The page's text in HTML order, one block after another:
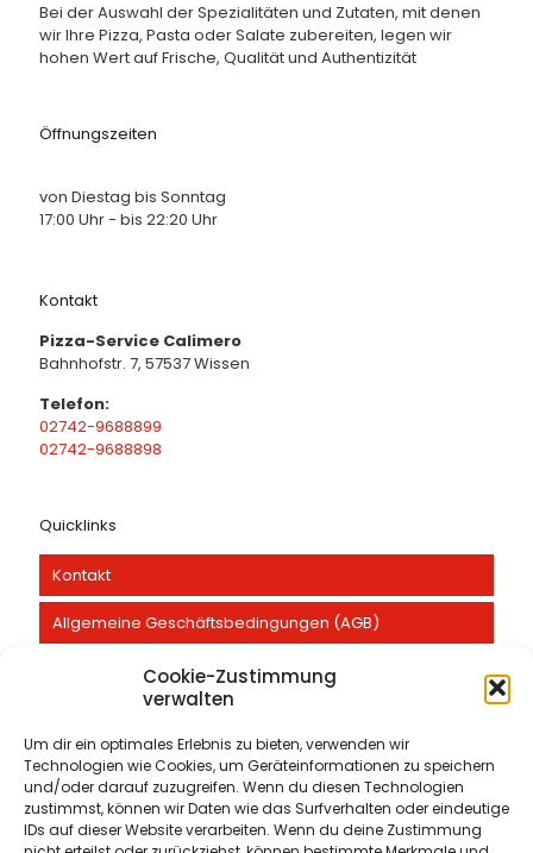
Cookie-Zustimmung
verwalten
Um dir ein optimales Erlebnis zu bieten, verwenden wir
Technologien wie Cookies, um Geräteinformationen zu speichern
und/oder darauf zuzugreifen. Wenn du diesen Technologien
zustimmst, können wir Daten wie das Surfverhalten oder eindeutige
IDs auf dieser Website verarbeiten. Wenn du deine Zustimmung
Bei der Auswahl der Spezialitäten und Zutaten, mit denen
wir Ihre Pizza, Pasta oder Salate zubereiten, legen wir
hohen Wert auf Frische, Qualität und Authentizität
Öffnungszeiten
von Diestag bis Sonntag
17:00 Uhr - bis 22:20 Uhr
Kontakt
Pizza-Service Calimero
Bahnhofstr. 7, 57537 Wissen
Telefon:
02742-9688899
02742-9688898
Quicklinks
Kontakt
Allgemeine Geschäftsbedingungen (AGB)
Datenschutz
Warenkorb
Impressum